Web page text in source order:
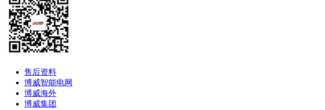
售后资料
博威智能电网
博威海外
博威集团